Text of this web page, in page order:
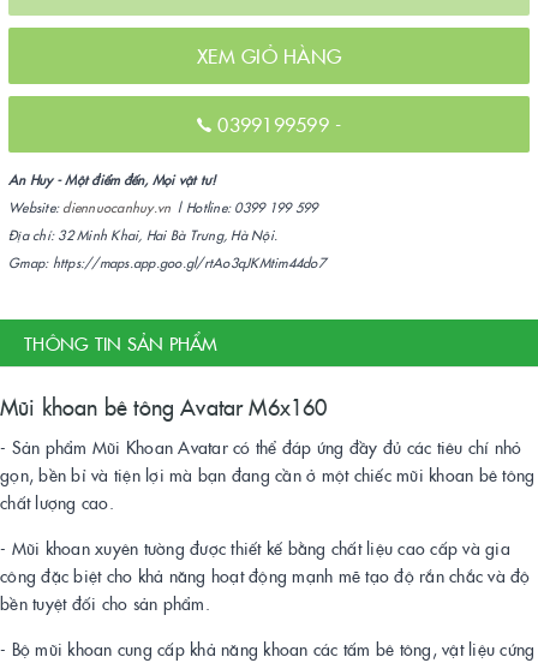
XEM GIỎ HÀNG
0399199599 -
An Huy - Một điểm đến, Mọi vật tư!
Website: diennuocanhuy.vn | Hotline: 0399 199 599
Địa chỉ: 32 Minh Khai, Hai Bà Trưng, Hà Nội.
Gmap: https://maps.app.goo.gl/rtAo3qJKMtim44do7
THÔNG TIN SẢN PHẨM
Mũi khoan bê tông Avatar M6x160
- Sản phẩm Mũi Khoan Avatar có thể đáp ứng đầy đủ các tiêu chí nhỏ
gọn, bền bỉ và tiện lợi mà bạn đang cần ở một chiếc mũi khoan bê tông
chất lượng cao.
- Mũi khoan xuyên tường được thiết kế bằng chất liệu cao cấp và gia
công đặc biệt cho khả năng hoạt động mạnh mẽ tạo độ rắn chắc và độ
bền tuyệt đối cho sản phẩm.
- Bộ mũi khoan cung cấp khả năng khoan các tấm bê tông, vật liệu cứng